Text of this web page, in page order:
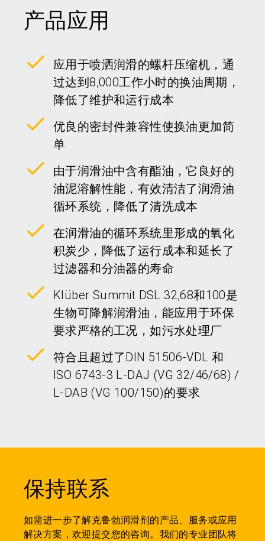
产品应用
应用于喷洒润滑的螺杆压缩机，通
过达到8,000工作小时的换油周期，
降低了维护和运行成本
优良的密封件兼容性使换油更加简
单
由于润滑油中含有酯油，它良好的
油泥溶解性能，有效清洁了润滑油
循环系统，降低了清洗成本
在润滑油的循环系统里形成的氧化
积炭少，降低了运行成本和延长了
过滤器和分油器的寿命
Klüber Summit DSL 32,68和100是
生物可降解润滑油，能应用于环保
要求严格的工况，如污水处理厂
符合且超过了DIN 51506-VDL 和
ISO 6743-3 L-DAJ (VG 32/46/68) /
L-DAB (VG 100/150)的要求
保持联系
如需进一步了解克鲁勃润滑剂的产品、服务或应用
解决方案，欢迎提交您的咨询。我们的专业团队将